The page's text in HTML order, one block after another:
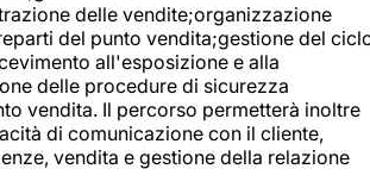
delle vendite;organizzazione
del punto vendita;gestione del
all'esposizione e alla
delle procedure di sicurezza
vendita. Il percorso permetterà inoltre
di comunicazione con il cliente,
vendita e gestione della relazione